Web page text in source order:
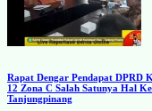
Rapat Dengar Pendapat DPRD
12 Zona C Salah Satunya Hal
Tanjungpinang